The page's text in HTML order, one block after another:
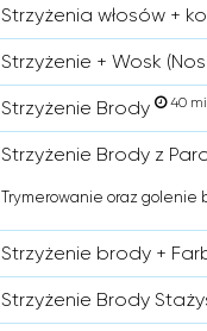
Strzyżenia włosów +
Strzyżenie + Wosk (Nos
Strzyżenie Brody 40
Strzyżenie Brody z
Trymerowanie oraz golenie
Strzyżenie brody +
Strzyżenie Brody